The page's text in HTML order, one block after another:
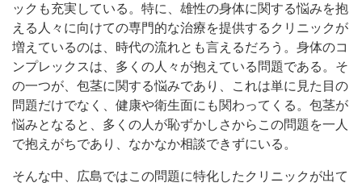
ックも充実している。 特に、雄性の身体に関する悩みを抱
える人々に向けての専門的な治療を提供するクリニックが
増えているのは、時代の流れとも言えるだろう。身体のコ
ンプレックスは、多くの人々が抱えている問題である。そ
の一つが、包茎に関する悩みであり、これは単に見た目の
問題だけでなく、健康や衛生面にも関わってくる。包茎が
悩みとなると、多くの人が恥ずかしさからこの問題を一人
で抱えがちであり、なかなか相談できずにいる。
そんな中、広島ではこの問題に特化したクリニックが出て